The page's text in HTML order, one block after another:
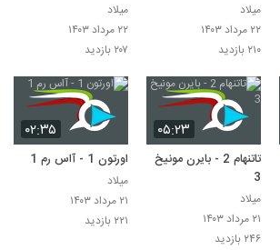
میلاد
۲۲ مرداد ۱۴۰۳
۲۱۰ بازدید
میلاد
۲۲ مرداد ۱۴۰۳
۲۰۷ بازدید
۰۵:۲۳
تاتنهام 2 - بایرن مونیخ
3
میلاد
۲۱ مرداد ۱۴۰۳
۲۴۶ بازدید
۰۲:۳۵
اورتون 1 - آاس رم 1
میلاد
۲۱ مرداد ۱۴۰۳
۲۲۱ بازدید